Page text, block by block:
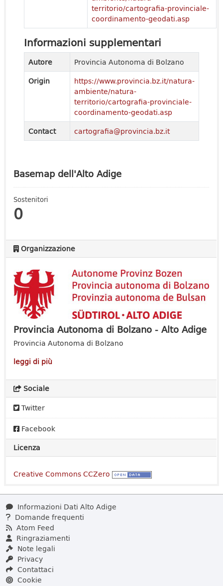
Basemap dell'Alto Adige
Sostenitori
0
Organizzazione
Provincia Autonoma di Bolzano - Alto Adige
Provincia Autonoma di Bolzano
leggi di più
Sociale
Twitter
Facebook
Licenza
Creative Commons CCZero
territorio/cartografia-provinciale-
coordinamento-geodati.asp
Informazioni supplementari
Autore
Provincia Autonoma di Bolzano
Origin
https://www.provincia.bz.it/natura-
ambiente/natura-
territorio/cartografia-provinciale-
coordinamento-geodati.asp
Contact
cartografia@provincia.bz.it
Informazioni Dati Alto Adige
Domande frequenti
Atom Feed
Ringraziamenti
Note legali
Privacy
Contattaci
Cookie